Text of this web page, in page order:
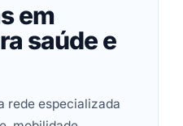
em
saúde e
rede especializada